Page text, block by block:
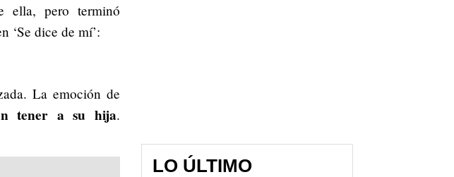
pero terminó
‘Se dice de mí’:
La emoción de
tener a su hija.
LO ÚLTIMO